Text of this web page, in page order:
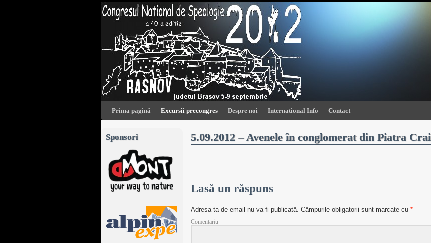
Prima pagină Excursii precongres Despre noi International Info Contact
5.09.2012 – Avenele în conglomerat din Piatra
Lasă un răspuns
Adresa ta de email nu va fi publicată. Câmpurile obligatorii sunt marcate cu *
Comentariu
Sponsori